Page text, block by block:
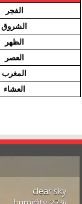
الفجر
الشروق
الظهر
العصر
المغرب
العشاء
clear sky